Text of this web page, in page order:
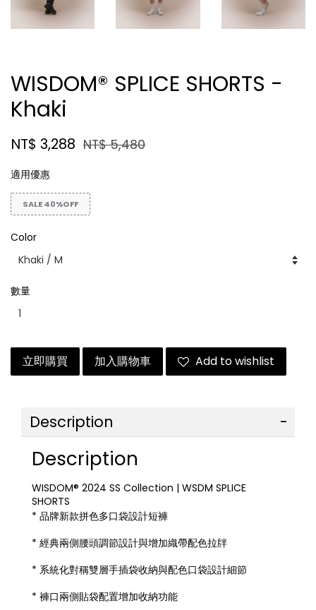
WISDOM® SPLICE SHORTS -
Khaki
NT$ 3,288 NT$ 5,480
適用優惠
SALE 40%OFF
Color
數量
立即購買 加入購物車 Add to wishlist
Description
Description
WISDOM® 2024 SS Collection | WSDM SPLICE
SHORTS
* 品牌新款拼色多口袋設計短褲
* 經典兩側腰頭調節設計與增加織帶配色拉牉
* 系統化對稱雙層手插袋收納與配色口袋設計細節
* 褲口兩側貼袋配置增加收納功能